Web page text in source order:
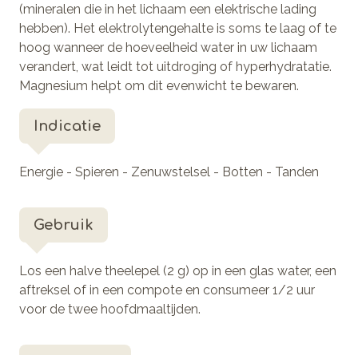
(mineralen die in het lichaam een elektrische lading
hebben). Het elektrolytengehalte is soms te laag of te
hoog wanneer de hoeveelheid water in uw lichaam
verandert, wat leidt tot uitdroging of hyperhydratatie.
Magnesium helpt om dit evenwicht te bewaren.
Indicatie
Energie - Spieren - Zenuwstelsel - Botten - Tanden
Gebruik
Los een halve theelepel (2 g) op in een glas water, een
aftreksel of in een compote en consumeer 1/2 uur
voor de twee hoofdmaaltijden.